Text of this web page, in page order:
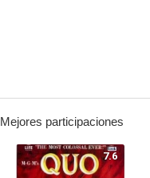
Mejores participaciones
7.6